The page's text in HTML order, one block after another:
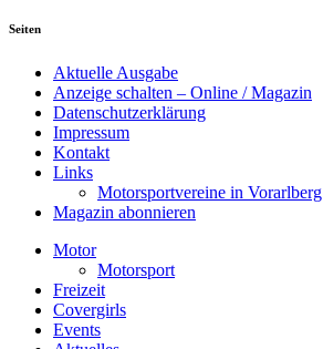
Seiten
Aktuelle Ausgabe
Anzeige schalten – Online / Magazin
Datenschutzerklärung
Impressum
Kontakt
Links
Motorsportvereine in Vorarlberg
Magazin abonnieren
Motor
Motorsport
Freizeit
Covergirls
Events